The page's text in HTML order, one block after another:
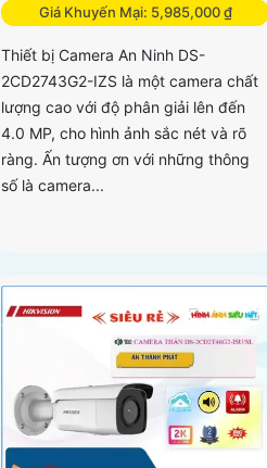
Giá Khuyến Mại: 5,985,000 ₫
Thiết bị Camera An Ninh DS-
2CD2743G2-IZS là một camera chất
lượng cao với độ phân giải lên đến
4.0 MP, cho hình ảnh sắc nét và rõ
ràng. Ấn tượng ơn với những thông
số là camera...